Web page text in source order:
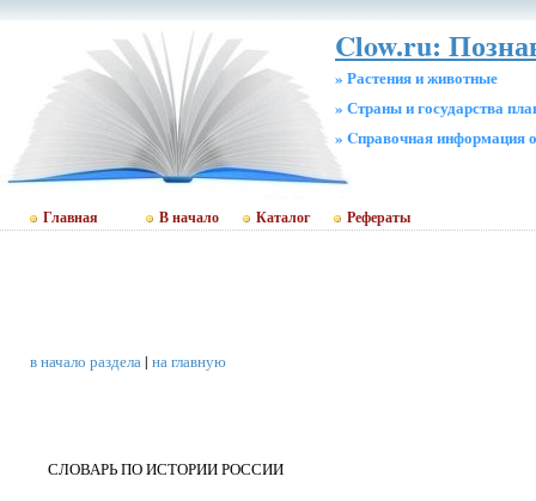
Clow.ru:
» Растения и животные
» Страны и государства
» Cправочная информация
Главная В начало Каталог Рефераты
в начало раздела| на главную
СЛОВАРЬ ПО ИСТОРИИ РОССИИ